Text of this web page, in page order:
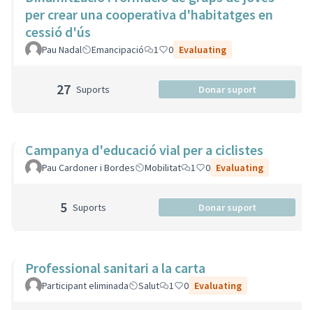
per crear una cooperativa d'habitatges en
cessió d'ús
Pau Nadal Emancipació 1 0 Evaluating
27 Suports Donar suport
Campanya d'educació vial per a ciclistes
Pau Cardoner i Bordes Mobilitat 1 0 Evaluating
5 Suports Donar suport
Professional sanitari a la carta
Participant eliminada Salut 1 0 Evaluating